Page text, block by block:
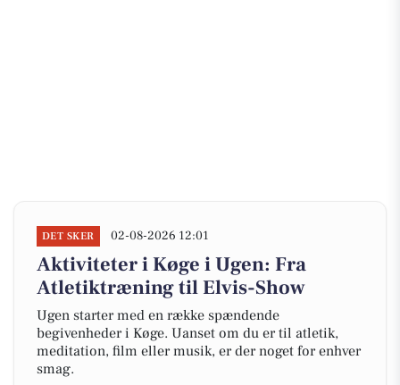
DET SKER 02-08-2026 12:01
Aktiviteter i Køge i Ugen: Fra
Atletiktræning til Elvis-Show
Ugen starter med en række spændende
begivenheder i Køge. Uanset om du er til atletik,
meditation, film eller musik, er der noget for enhver
smag.